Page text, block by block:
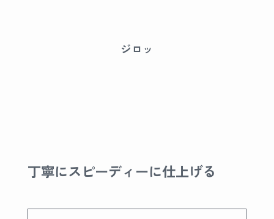
ジロッ
丁寧にスピーディーに仕上げる